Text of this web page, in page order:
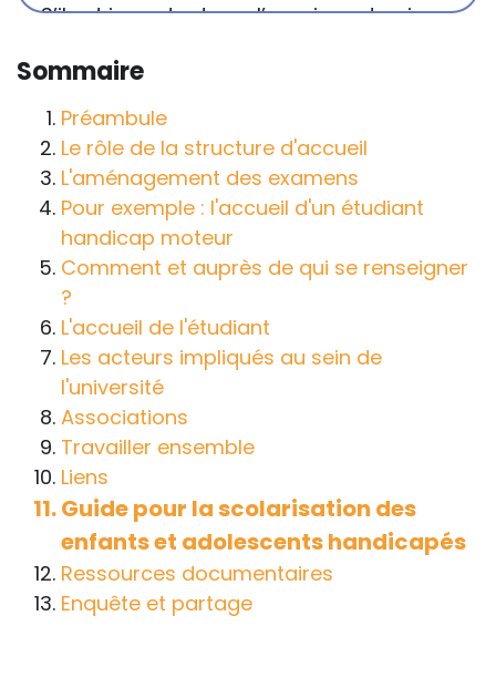
S’il est important que l’enseignant puisse
conséquences de la maladie ou du
handicap sur les apprentissages, cela ne
passe pas forcément pas l’exposé du
diagnostic en tant que tel.
Cette information doit être adaptée par
chacun, dans le respect de l’individu en
particulier, enfant et adulte, et prendre en
compte la variabilité d’une même
maladie ou handicap selon chaque
enfant.
La consultation d’informations sur un site
web n’exonère personne de ses
responsabilités professionnelles, civiles
et pénales. Les personnes qui
s'inspireront des éléments publiés sur le
site « Tous à l'école » dans leur action
professionnelle le feront sous leur seule
responsabilité, car ils disposent de tous
Sommaire
Préambule
Le rôle de la structure d'accueil
L'aménagement des examens
Pour exemple : l'accueil d'un étudiant
handicap moteur
Comment et auprès de qui se renseigner
?
L'accueil de l'étudiant
Les acteurs impliqués au sein de
l'université
Associations
Travailler ensemble
Liens
Guide pour la scolarisation des
enfants et adolescents handicapés
Ressources documentaires
Enquête et partage